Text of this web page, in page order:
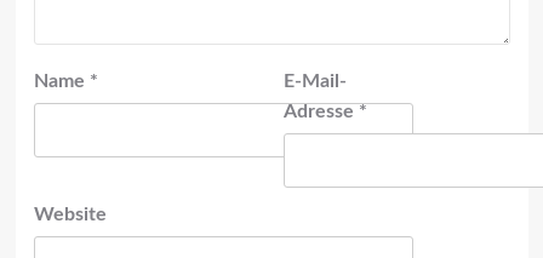
Name *
E-Mail-
Adresse *
Website